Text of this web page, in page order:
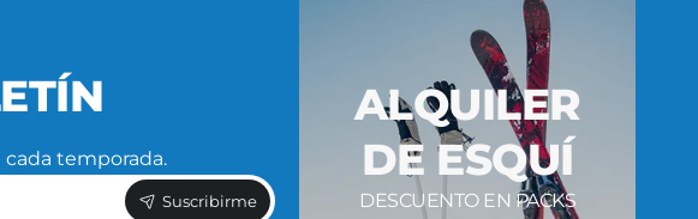
temporada.
Suscribirme
ALQUILER
DE ESQUÍ
DESCUENTO EN PACKS